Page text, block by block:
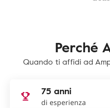
Perché
Quando ti affidi ad
75 anni
di esperienza